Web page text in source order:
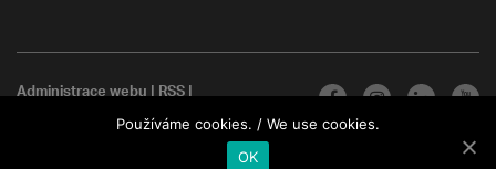
Administrace webu|RSS|
Všechna práva vyhrazenaPoužíváme cookies. / We use cookies.
OK